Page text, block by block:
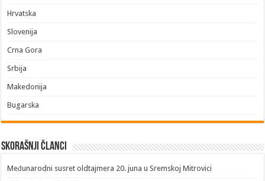
Hrvatska
Slovenija
Crna Gora
Srbija
Makedonija
Bugarska
Skorašnji članci
​Međunarodni susret oldtajmera 20. juna u Sremskoj Mitrovici